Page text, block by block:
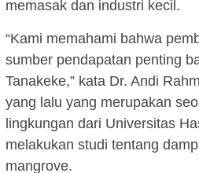
memasak dan industri kecil.
“Kami memahami bahwa
sumber pendapatan penting
Tanakeke,” kata Dr. Andi
yang lalu yang merupakan
lingkungan dari Universitas
melakukan studi tentang
mangrove.